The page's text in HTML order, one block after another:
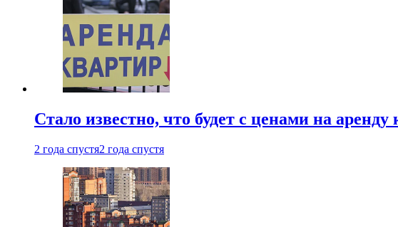
Стало известно, что будет с ценами на
2 года спустя2 года спустя